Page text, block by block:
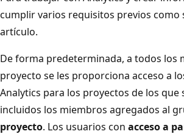
cumplir varios requisitos previos como
artículo.
De forma predeterminada, a todos los
proyecto se les proporciona acceso a
Analytics para los proyectos de los que
incluidos los miembros agregados al
proyecto. Los usuarios con acceso a